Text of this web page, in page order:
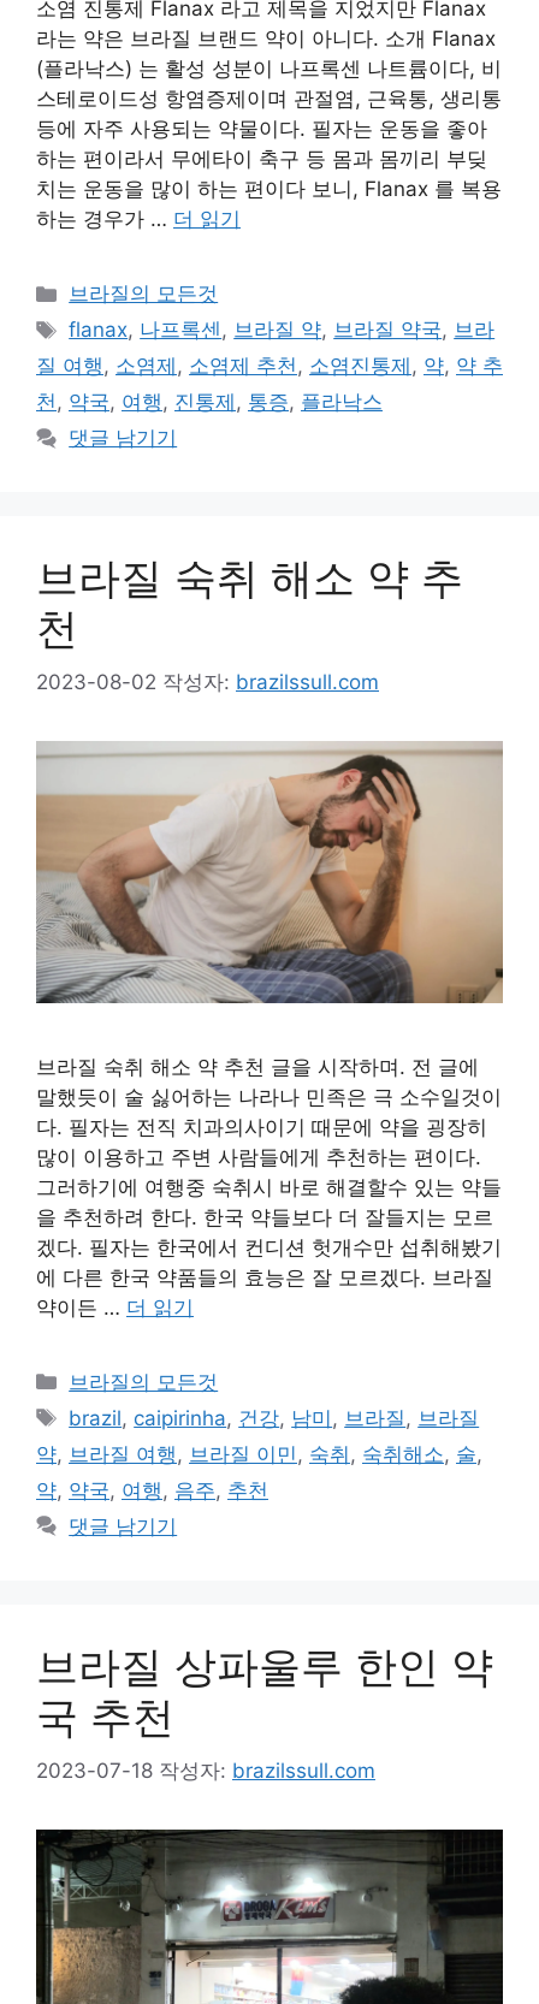
소염 진통제 Flanax 라고 제목을 지었지만 Flanax
라는 약은 브라질 브랜드 약이 아니다. 소개 Flanax
(플라낙스) 는 활성 성분이 나프록센 나트륨이다, 비
스테로이드성 항염증제이며 관절염, 근육통, 생리통
등에 자주 사용되는 약물이다. 필자는 운동을 좋아
하는 편이라서 무에타이 축구 등 몸과 몸끼리 부딪
치는 운동을 많이 하는 편이다 보니, Flanax 를 복용
하는 경우가 … 더 읽기
카
테
리
브라질의 모든것
태
그
flanax, 나프록센, 브라질 약, 브라질 약국, 브라
질 여행, 소염제 , 소염제 추천, 소염진통제 , 약, 약 추
천, 약국, 여행, 진통제 , 통증, 플라낙스
댓글 남기기
브라질 숙취 해소 약 추
천
2023-08-02 작성자: brazilssull.com
브라질 숙취 해소 약 추천 글을 시작하며. 전 글에
말했듯이 술 싫어하는 나라나 민족은 극 소수일것이
다. 필자는 전직 치과의사이기 때문에 약을 굉장히
많이 이용하고 주변 사람들에게 추천하는 편이다.
그러하기에 여행중 숙취시 바로 해결할수 있는 약들
을 추천하려 한다. 한국 약들보다 더 잘들지는 모르
겠다. 필자는 한국에서 컨디션 헛개수만 섭취해봤기
에 다른 한국 약품들의 효능은 잘 모르겠다. 브라질
약이든 … 더 읽기
카
테
리
브라질의 모든것
태
그
brazil, caipirinha, 건강, 남미 , 브라질, 브라질
약, 브라질 여행, 브라질 이민, 숙취 , 숙취해소, 술,
약, 약국, 여행, 음주, 추천
댓글 남기기
브라질 상파울루 한인 약
국 추천
2023-07-18 작성자: brazilssull.com